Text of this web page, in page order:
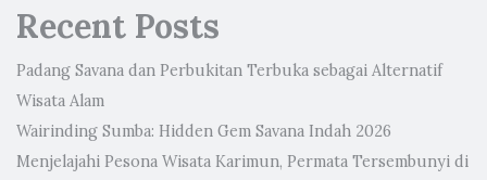
Recent Posts
Padang Savana dan Perbukitan Terbuka sebagai Alternatif
Wisata Alam
Wairinding Sumba: Hidden Gem Savana Indah 2026
Menjelajahi Pesona Wisata Karimun, Permata Tersembunyi di